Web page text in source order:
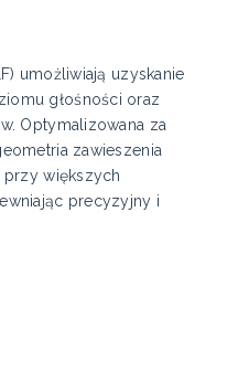
umożliwiają uzyskanie
głośności oraz
Optymalizowana za
zawieszenia
większych
precyzyjny i